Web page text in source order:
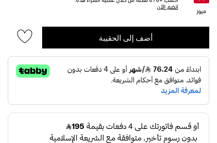
ميوز
انضم الآن
أضف إلى الحقيبة